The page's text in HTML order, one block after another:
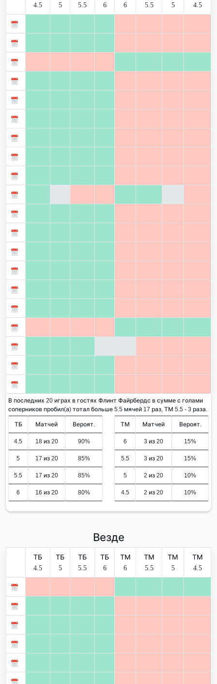
4.5
5
5.5
6
6
5.5
5
4.5
В последних 20 играх в гостях Флинт Файрбердс в сумме с голами
соперников пробил(а) тотал больше 5.5 мячей 17 раз, ТМ 5.5 - 3 раза.
ТБ Матчей Вероят.
4.5 18 из 20 90%
5 17 из 20 85%
5.5 17 из 20 85%
6 16 из 20 80%
ТМ Матчей Вероят.
6 3 из 20 15%
5.5 3 из 20 15%
5 2 из 20 10%
4.5 2 из 20 10%
Везде
ТБ
4.5
ТБ
5
ТБ
5.5
ТБ
6
ТМ
6
ТМ
5.5
ТМ
5
ТМ
4.5